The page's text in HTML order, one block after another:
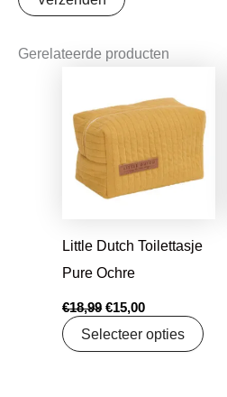
Gerelateerde producten
Little Dutch Toilettasje
Pure Ochre
€18,99
was:
€15,00
is:
Selecteer opties